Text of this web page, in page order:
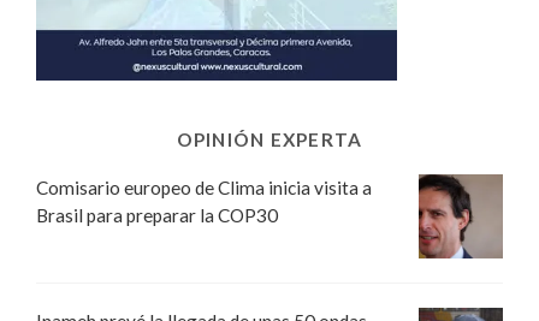
OPINIÓN EXPERTA
Comisario europeo de Clima inicia visita a
Brasil para preparar la COP30